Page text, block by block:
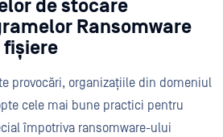
de stocare
Ransomware
provocări, organizațiile din domeniul
cele mai bune practici pentru
împotriva ransomware-ului